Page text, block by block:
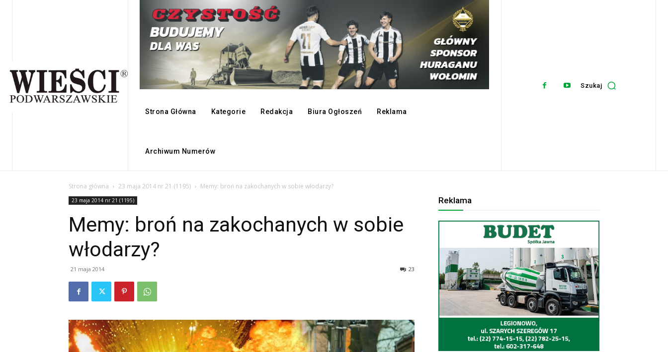
Strona Główna Kategorie Redakcja Biura Ogłoszeń Reklama
Archiwum Numerów
Szukaj
Strona główna 23 maja 2014 nr 21 (1195) Memy: broń na zakochanych w sobie włodarzy?
23 maja 2014 nr 21 (1195)
Memy: broń na zakochanych w sobie
włodarzy?
21 maja 2014 23
Reklama